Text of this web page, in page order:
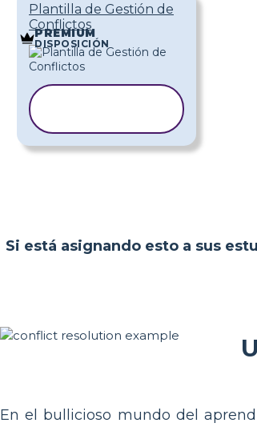
Plantilla de Gestión de
Conflictos
PREMIUM
DISPOSICIÓN
Si está asignando esto a sus
En el bullicioso mundo del